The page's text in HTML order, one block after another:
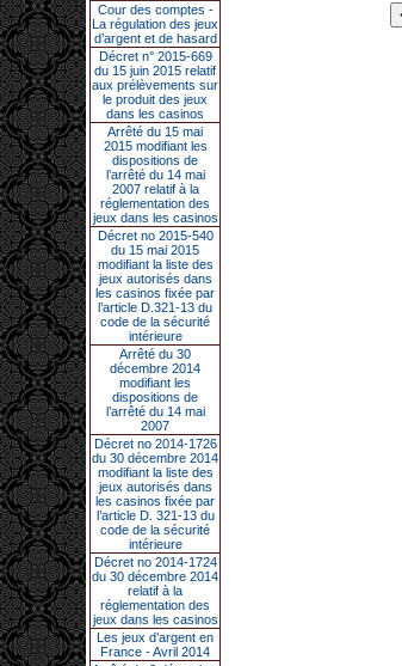
Cour des comptes -
La régulation des jeux
d’argent et de hasard
Décret n° 2015-669
du 15 juin 2015 relatif
aux prélèvements sur
le produit des jeux
dans les casinos
Arrêté du 15 mai
2015 modifiant les
dispositions de
l’arrêté du 14 mai
2007 relatif à la
réglementation des
jeux dans les casinos
Décret no 2015-540
du 15 mai 2015
modifiant la liste des
jeux autorisés dans
les casinos fixée par
l’article D.321-13 du
code de la sécurité
intérieure
Arrêté du 30
décembre 2014
modifiant les
dispositions de
l’arrêté du 14 mai
2007
Décret no 2014-1726
du 30 décembre 2014
modifiant la liste des
jeux autorisés dans
les casinos fixée par
l’article D. 321-13 du
code de la sécurité
intérieure
Décret no 2014-1724
du 30 décembre 2014
relatif à la
réglementation des
jeux dans les casinos
Les jeux d’argent en
France - Avril 2014